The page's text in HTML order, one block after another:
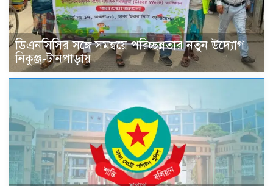
ডিএনসিসির সঙ্গে সমন্বয়ে পরিচ্ছন্নতার নতুন উদ্যোগ
নিকুঞ্জ-টানপাড়ায়